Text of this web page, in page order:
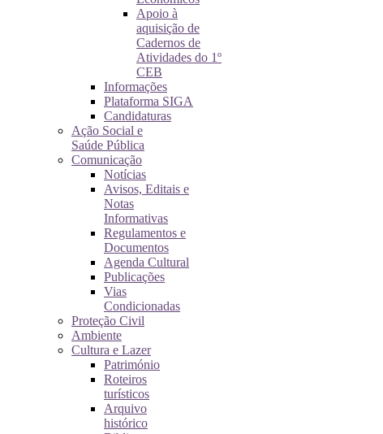
Apoio à
aquisição de
Cadernos de
Atividades do 1º
CEB
Informações
Plataforma SIGA
Candidaturas
Ação Social e
Saúde Pública
Comunicação
Notícias
Avisos, Editais e
Notas
Informativas
Regulamentos e
Documentos
Agenda Cultural
Publicações
Vias
Condicionadas
Proteção Civil
Ambiente
Cultura e Lazer
Património
Roteiros
turísticos
Arquivo
histórico